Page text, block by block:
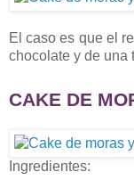
El caso es que el
chocolate y de una
CAKE DE
Ingredientes: